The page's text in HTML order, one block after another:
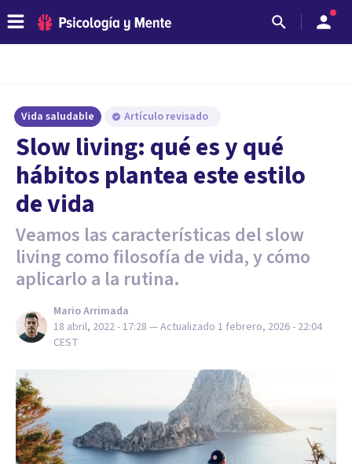
Vida saludable Artículo revisado
Slow living: qué es y qué
hábitos plantea este estilo
de vida
Veamos las características del slow
living como filosofía de vida, y cómo
aplicarlo a la rutina.
Mario Arrimada
18 abril, 2022 - 17:28 — Actualizado 1 febrero, 2026 - 22:04
CEST